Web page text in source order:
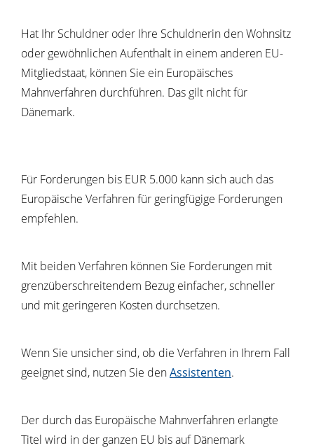
Hat Ihr Schuldner oder Ihre Schuldnerin den Wohnsitz
oder gewöhnlichen Aufenthalt in einem anderen EU-
Mitgliedstaat, können Sie ein Europäisches
Mahnverfahren durchführen. Das gilt nicht für
Dänemark.
Für Forderungen bis EUR 5.000 kann sich auch das
Europäische Verfahren für geringfügige Forderungen
empfehlen.
Mit beiden Verfahren können Sie Forderungen mit
grenzüberschreitendem Bezug einfacher, schneller
und mit geringeren Kosten durchsetzen.
Wenn Sie unsicher sind, ob die Verfahren in Ihrem Fall
geeignet sind, nutzen Sie denAssistenten.
Der durch das Europäische Mahnverfahren erlangte
Titel wird in der ganzen EU bis auf Dänemark